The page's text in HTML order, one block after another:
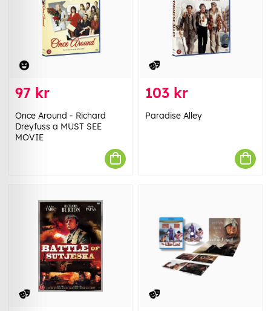
97 kr
Once Around - Richard
Dreyfuss a MUST SEE
MOVIE
103 kr
Paradise Alley